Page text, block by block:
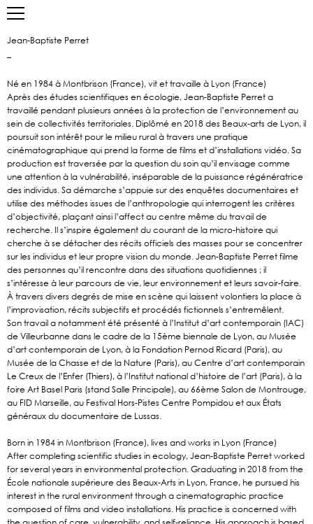
Jean-Baptiste Perret
Né en 1984 à Montbrison (France), vit et travaille à Lyon (France)
Après des études scientifiques en écologie, Jean-Baptiste Perret a
travaillé pendant plusieurs années à la protection de l’environnement au
sein de collectivités territoriales. Diplômé en 2018 des Beaux-arts de Lyon, il
poursuit son intérêt pour le milieu rural à travers une pratique
cinématographique qui prend la forme de films et d’installations vidéo. Sa
production est traversée par la question du soin qu’il envisage comme
une attention à la vulnérabilité, inséparable de la puissance régénératrice
des individus. Sa démarche s’appuie sur des enquêtes documentaires et
utilise des méthodes issues de l’anthropologie qui interrogent les critères
d’objectivité, plaçant ainsi l’affect au centre même du travail de
recherche. Il s’inspire également du courant de la micro-histoire qui
cherche à se détacher des récits officiels des masses pour se concentrer
sur les individus et leur propre vision du monde. Jean-Baptiste Perret filme
des personnes qu’il rencontre dans des situations quotidiennes ; il
s’intéresse à leur parcours de vie, leur environnement et leurs savoir-faire.
À travers divers degrés de mise en scène qui laissent volontiers la place à
l’improvisation, récits subjectifs et procédés fictionnels s’entremêlent.
Son travail a notamment été présenté à l’Institut d’art contemporain (IAC)
de Villeurbanne dans le cadre de la 15ème biennale de Lyon, au Musée
d’art contemporain de Lyon, à la Fondation Pernod Ricard (Paris), au
Musée de la Chasse et de la Nature (Paris), au Centre d’art contemporain
Le Creux de l’Enfer (Thiers), à l’Institut national d’histoire de l’art (Paris), à la
foire Art Basel Paris (stand Salle Principale), au 66ème Salon de Montrouge,
au FID Marseille, au Festival Hors-Pistes Centre Pompidou et aux États
généraux du documentaire de Lussas.
Born in 1984 in Montbrison (France), lives and works in Lyon (France)
After completing scientific studies in ecology, Jean-Baptiste Perret worked
for several years in environmental protection. Graduating in 2018 from the
École nationale supérieure des Beaux-Arts in Lyon, France, he pursued his
interest in the rural environment through a cinematographic practice
composed of films and video installations. His practice is concerned with